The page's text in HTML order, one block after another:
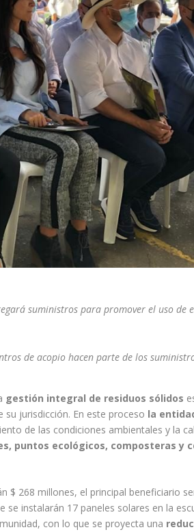
suministros para promover el uso de
de acopio hacen parte de los
gestión integral de residuos sólidos
su jurisdicción. En este proceso la
de las condiciones ambientales y la
puntos ecológicos, composteras y
$ 268 millones, el principal beneficiario
se instalarán 17 paneles solares en la
con lo que se proyecta una